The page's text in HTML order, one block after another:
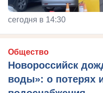
сегодня в 14:30
Общество
Новороссийск
воды»: о потерях